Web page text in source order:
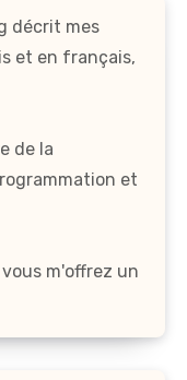
décrit mes
et en français,
de la
et
m'offrez un